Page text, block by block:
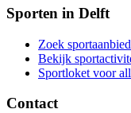
Sporten in Delft
Zoek
Bekijk
Sportloket voor
Contact